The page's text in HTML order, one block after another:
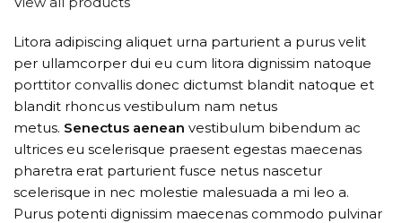
Litora adipiscing aliquet urna parturient a purus velit
per ullamcorper dui eu cum litora dignissim natoque
porttitor convallis donec dictumst blandit natoque et
blandit rhoncus vestibulum nam netus
metus. Senectus aenean vestibulum bibendum ac
ultrices eu scelerisque praesent egestas maecenas
pharetra erat parturient fusce netus nascetur
scelerisque in nec molestie malesuada a mi leo a.
Purus potenti dignissim maecenas commodo pulvinar